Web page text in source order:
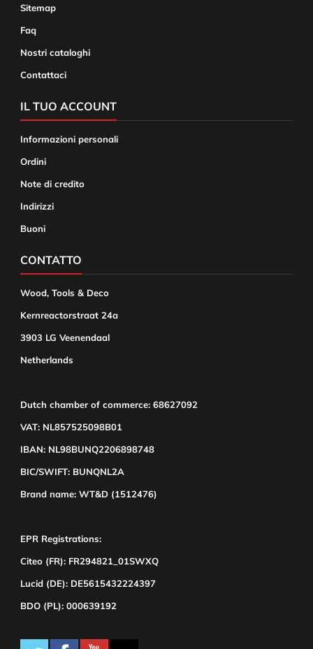
Sitemap
Faq
Nostri cataloghi
Contattaci
IL TUO ACCOUNT
Informazioni personali
Ordini
Note di credito
Indirizzi
Buoni
CONTATTO
Wood, Tools & Deco
Kernreactorstraat 24a
3903 LG Veenendaal
Netherlands
Dutch chamber of commerce: 68627092
VAT: NL857525098B01
IBAN: NL98BUNQ2206898748
BIC/SWIFT: BUNQNL2A
Brand name: WT&D (1512476)
EPR Registrations:
Citeo (FR): FR294821_01SWXQ
Lucid (DE): DE5615432224397
BDO (PL): 000639192